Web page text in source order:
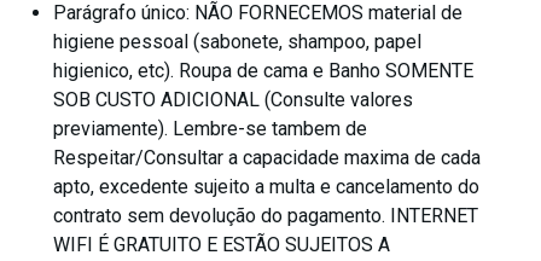
Parágrafo único: NÃO FORNECEMOS material de
higiene pessoal (sabonete, shampoo, papel
higienico, etc). Roupa de cama e Banho SOMENTE
SOB CUSTO ADICIONAL (Consulte valores
previamente). Lembre-se tambem de
Respeitar/Consultar a capacidade maxima de cada
apto, excedente sujeito a multa e cancelamento do
contrato sem devolução do pagamento. INTERNET
WIFI É GRATUITO E ESTÃO SUJEITOS A